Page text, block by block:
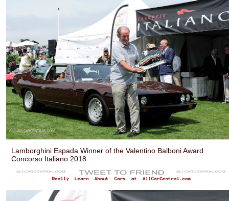
Lamborghini Espada Winner of the Valentino Balboni Award
Concorso Italiano 2018